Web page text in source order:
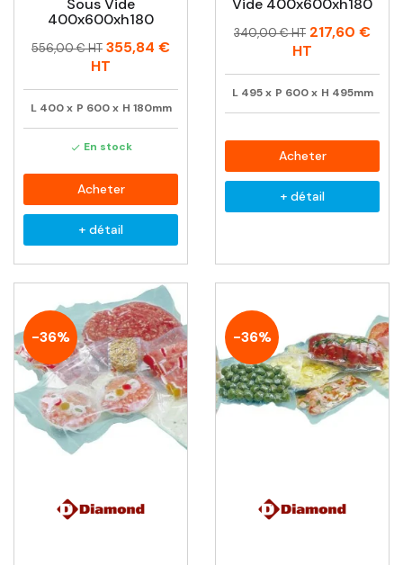
Sous Vide
400x600xh180
Prix
Prix
556,00 € HT 355,84 €
HT
L 400 x P 600 x H 180mm
 En stock
Acheter
+ détail
Vide 400x600xh180
Prix
Prix
340,00 € HT 217,60 €
HT
L 495 x P 600 x H 495mm
Acheter
+ détail
-36% -36%